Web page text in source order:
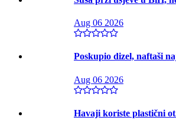
Aug 06 2026
Poskupio dizel, naftaši
Aug 06 2026
Havaji koriste plastični